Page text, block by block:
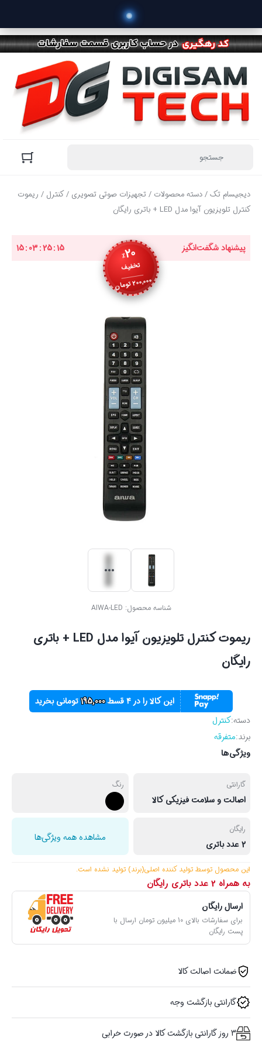
دیجیسام تک/دسته محصولات /تجهیزات صوتی تصویری /کنترل / ریموت
کنترل تلویزیون آیوا مدل LED + باتری رایگان
پیشنهاد شگفت‌انگیز 15:03:25:15
٪20
تخفیف
200,000تومان
شناسه محصول: AIWA-LED
ریموت کنترل تلویزیون آیوا مدل LED + باتری
رایگان
این کالا را در ۴ قسط 195,000تومانی بخرید
دسته:کنترل
برند:متفرقه
ویژگی‌ها
گارانتی
اصالت و سلامت فیزیکی کالا
رنگ
رایگان
2 عدد باتری
مشاهده همه ویژگی‌ها
این محصول توسط تولید کننده اصلی(برند) تولید نشده ‌است.
به همراه 2 عدد باتری رایگان
ارسال رایگان
برای سفارشات بالای 10 میلیون تومان ارسال با
پست رایگان
ضمانت اصالت کالا
گارانتی بازگشت وجه
3 روز گارانتی بازگشت کالا در صورت خرابی